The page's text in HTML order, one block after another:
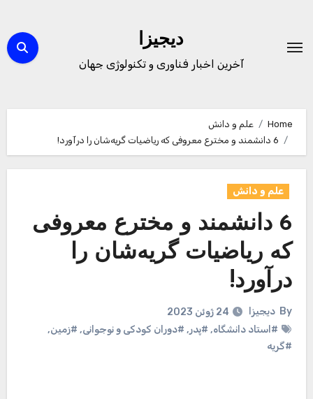
content
دیجیزا
آخرین اخبار فناوری و تکنولوژی جهان
Home
علم و دانش
6 دانشمند و مخترع معروفی که ریاضیات گریه‌شان را درآورد!
علم و دانش
6 دانشمند و مخترع معروفی
که ریاضیات گریه‌شان را
درآورد!
By دیجیزا
24 ژوئن 2023
#استاد دانشگاه, #پدر, #دوران کودکی و نوجوانی, #زمین,
#گریه